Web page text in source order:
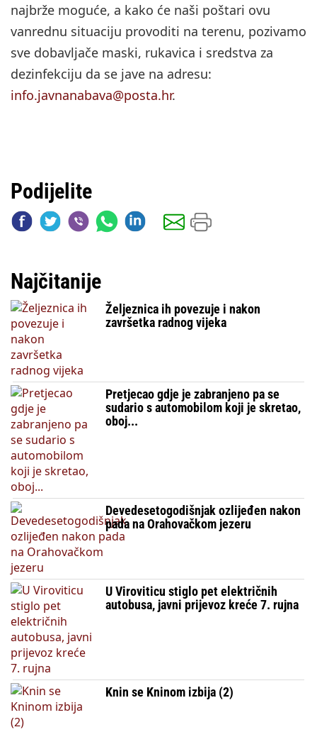
najbrže moguće, a kako će naši poštari ovu
vanrednu situaciju provoditi na terenu, pozivamo
sve dobavljače maski, rukavica i sredstva za
dezinfekciju da se jave na adresu:
info.javnanabava@posta.hr.
Podijelite
Najčitanije
Željeznica ih povezuje i nakon
završetka radnog vijeka
Pretjecao gdje je zabranjeno pa se
sudario s automobilom koji je skretao,
oboj...
Devedesetogodišnjak ozlijeđen nakon
pada na Orahovačkom jezeru
U Viroviticu stiglo pet električnih
autobusa, javni prijevoz kreće 7. rujna
Knin se Kninom izbija (2)